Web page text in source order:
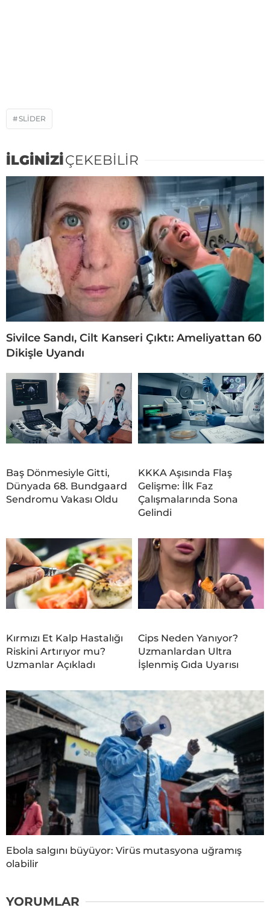
SLIDER
İLGİNİZİÇEKEBİLİR
Sivilce Sandı, Cilt Kanseri Çıktı: Ameliyattan 60
Dikişle Uyandı
Baş Dönmesiyle Gitti,
Dünyada 68. Bundgaard
Sendromu Vakası Oldu
KKKA Aşısında Flaş
Gelişme: İlk Faz
Çalışmalarında Sona
Gelindi
Kırmızı Et Kalp Hastalığı
Riskini Artırıyor mu?
Uzmanlar Açıkladı
Cips Neden Yanıyor?
Uzmanlardan Ultra
İşlenmiş Gıda Uyarısı
Ebola salgını büyüyor: Virüs mutasyona uğramış
olabilir
YORUMLAR